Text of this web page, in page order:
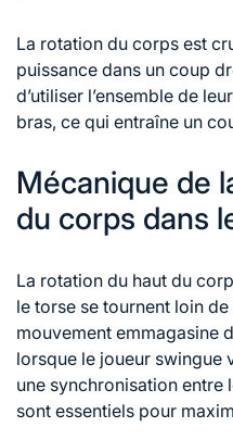
La rotation du corps est
puissance dans un coup
d’utiliser l’ensemble de
bras, ce qui entraîne un
Mécanique de
du corps dans
La rotation du haut du
le torse se tournent loin
mouvement emmagasine
lorsque le joueur swingue
une synchronisation entre
sont essentiels pour